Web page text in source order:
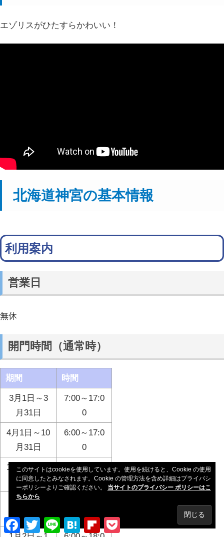
エゾリスがひたすらかわいい！
北海道神宮の基本情報
利用案内
営業日
無休
開門時間（通常時）
期間 時間
3月1日～3
月31日
7:00～17:0
0
4月1日～10
月31日
6:00～17:0
0
11月1日～2
月末日
7:00～16:0
0
0
Facebook
TwitterLine HatenaFlipboard
このサイトはcookieを使用しています。使用を続けると、Cookie の使用
に同意したとみなされます。Cookie の管理方法を含め詳細はプライバシ
ーポリシーよりご確認ください。 当サイトのプライバシー ポリシーはこ
ちらから